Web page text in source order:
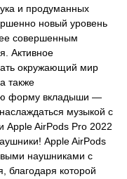
и продуманных
новый уровень
совершенным
Активное
окружающий мир
также
форму вкладыши —
музыкой с
AirPods Pro 2022
Apple AirPods
наушниками с
благодаря которой